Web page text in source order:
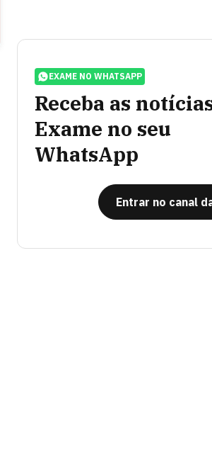
EXAME NO WHATSAPP
Receba as
Exame no seu
WhatsApp
Entrar no canal